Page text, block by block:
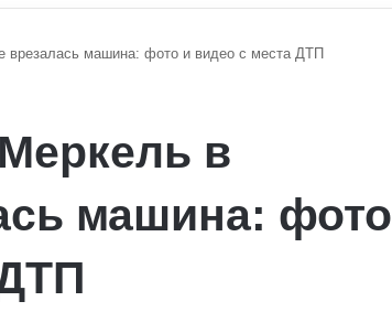
врезалась машина: фото и видео с места ДТП
в
машина: фото